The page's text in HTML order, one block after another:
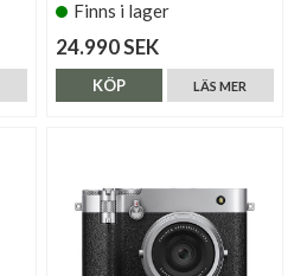
Finns i lager
24.990 SEK
LÄS MER
KÖP